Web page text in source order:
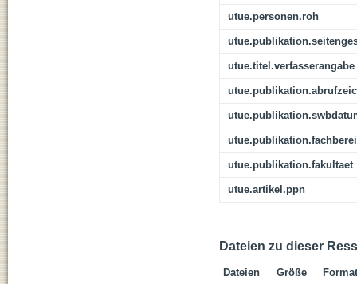
utue.personen.roh
utue.titel.verfasserangabe
utue.publikation.fakultaet
utue.artikel.ppn
Dateien zu dieser
Dateien Größe
Format